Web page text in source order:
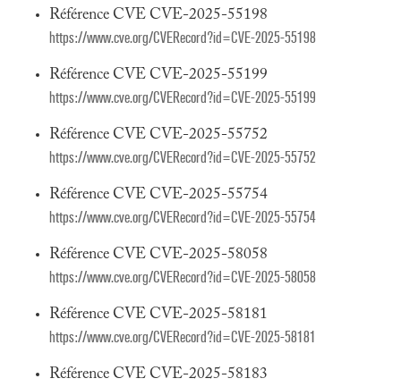
Référence CVE CVE-2025-55198
https://www.cve.org/CVERecord?id=CVE-2025-55198
Référence CVE CVE-2025-55199
https://www.cve.org/CVERecord?id=CVE-2025-55199
Référence CVE CVE-2025-55752
https://www.cve.org/CVERecord?id=CVE-2025-55752
Référence CVE CVE-2025-55754
https://www.cve.org/CVERecord?id=CVE-2025-55754
Référence CVE CVE-2025-58058
https://www.cve.org/CVERecord?id=CVE-2025-58058
Référence CVE CVE-2025-58181
https://www.cve.org/CVERecord?id=CVE-2025-58181
Référence CVE CVE-2025-58183